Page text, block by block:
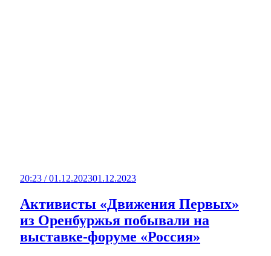
20:23 / 01.12.202301.12.2023
Активисты «Движения Первых»
из Оренбуржья побывали на
выставке-форуме «Россия»